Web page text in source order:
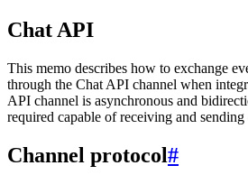
Chat API
This memo describes how to exchange
through the Chat API channel when
API channel is asynchronous and
required capable of receiving and sending
Channel protocol#